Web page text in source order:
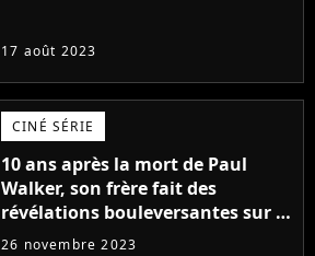
17 août 2023
CINÉ SÉRIE
10 ans après la mort de Paul
Walker, son frère fait des
révélations bouleversantes sur la
réaction des acteurs de Fast and
26 novembre 2023